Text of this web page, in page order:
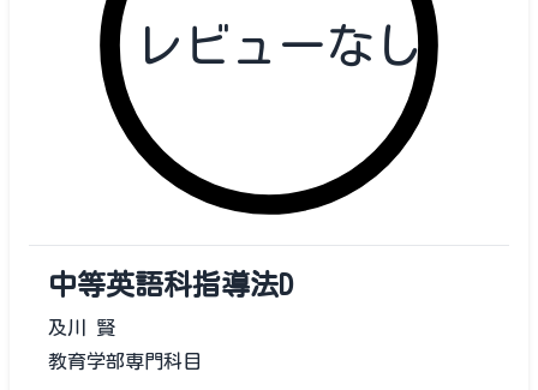
レビューなし
中等英語科指導法D
及川 賢
教育学部専門科目